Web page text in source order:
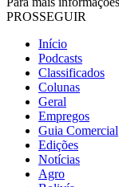
PROSSEGUIR
Início
Podcasts
Classificados
Colunas
Geral
Empregos
Guia Comercial
Edições
Notícias
Agro